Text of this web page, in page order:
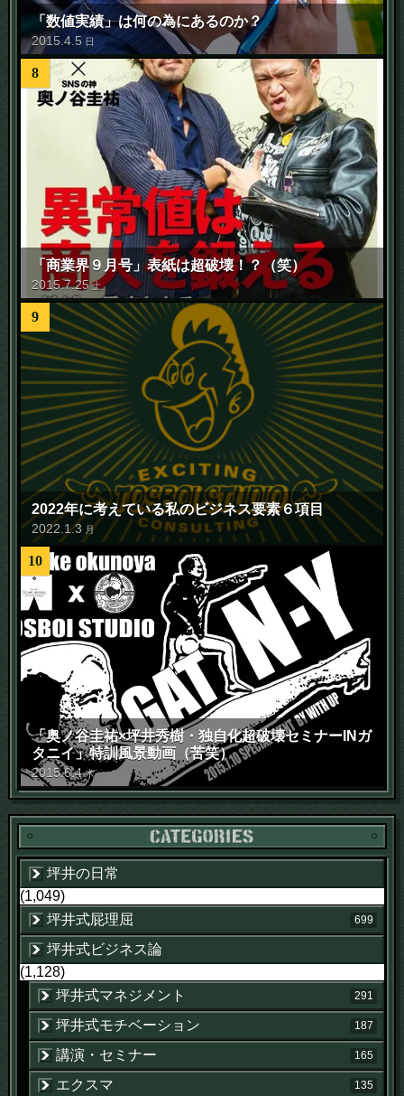
「数値実績」は何の為にあるのか？
2015 .4 .5 日
8
「商業界９月号」表紙は超破壊！？（笑）
2015.7.25 土
9
2022年に考えている私のビジネス要素６項目
2022 1.3 月
10
「奥ノ谷圭祐×坪井秀樹・独自化超破壊セミナーINガ
タニイ」特訓風景動画（苦笑）
2015.6.4 木
坪井の日常
(1,049)
坪井式屁理屈
699
坪井式ビジネス論
(1,128)
坪井式マネジメント
291
坪井式モチベーション 187
講演・セミナー 165
エクスマ 135